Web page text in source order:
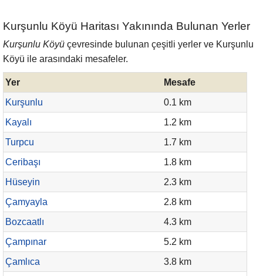
Kurşunlu Köyü Haritası Yakınında Bulunan Yerler
Kurşunlu Köyü çevresinde bulunan çeşitli yerler ve Kurşunlu
Köyü ile arasındaki mesafeler.
Yer
Mesafe
Kurşunlu
0.1 km
Kayalı
1.2 km
Turpcu
1.7 km
Ceribaşı
1.8 km
Hüseyin
2.3 km
Çamyayla
2.8 km
Bozcaatlı
4.3 km
Çampınar
5.2 km
Çamlıca
3.8 km